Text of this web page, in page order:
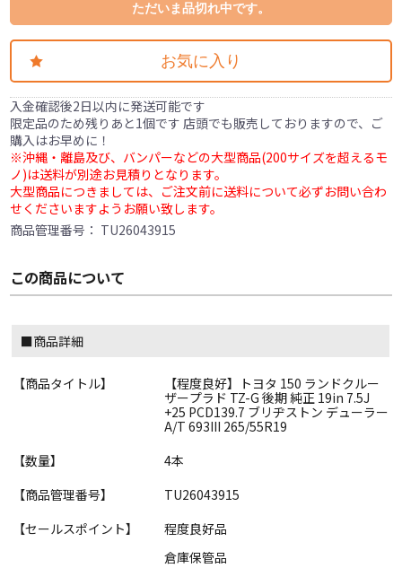
ただいま品切れ中です。
お気に入り
入金確認後2日以内に発送可能です
限定品のため残りあと1個です 店頭でも販売しておりますので、ご
購入はお早めに！
※沖縄・離島及び、バンパーなどの大型商品(200サイズを超えるモ
ノ)は送料が別途お見積りとなります。
大型商品につきましては、ご注文前に送料について必ずお問い合わ
せくださいますようお願い致します。
商品管理番号： TU26043915
この商品について
■商品詳細
【商品タイトル】
【程度良好】トヨタ 150 ランドクルー
ザープラド TZ-G 後期 純正 19in 7.5J
+25 PCD139.7 ブリヂストン デューラー
A/T 693III 265/55R19
【数量】
4本
【商品管理番号】
TU26043915
【セールスポイント】
程度良好品
倉庫保管品